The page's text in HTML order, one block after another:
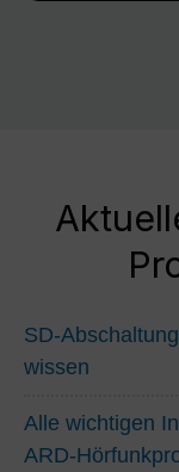
SD-
wissen
Alle wichtigen
ARD-